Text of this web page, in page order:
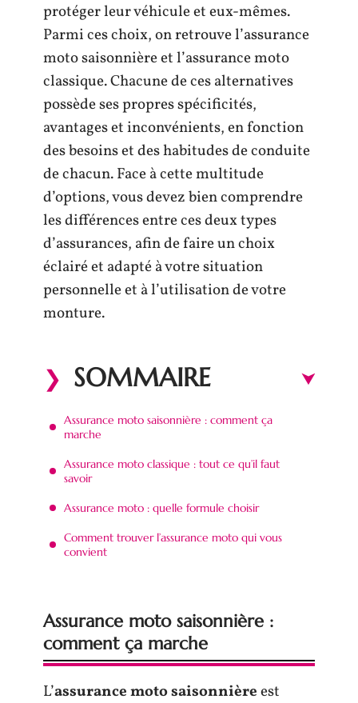
protéger leur véhicule et eux-mêmes.
Parmi ces choix, on retrouve l’assurance
moto saisonnière et l’assurance moto
classique. Chacune de ces alternatives
possède ses propres spécificités,
avantages et inconvénients, en fonction
des besoins et des habitudes de conduite
de chacun. Face à cette multitude
d’options, vous devez bien comprendre
les différences entre ces deux types
d’assurances, afin de faire un choix
éclairé et adapté à votre situation
personnelle et à l’utilisation de votre
monture.
SOMMAIRE
Assurance moto saisonnière : comment ça
marche
Assurance moto classique : tout ce qu’il faut
savoir
Assurance moto : quelle formule choisir
Comment trouver l’assurance moto qui vous
convient
Assurance moto saisonnière :
comment ça marche
L’assurance moto saisonnièreest